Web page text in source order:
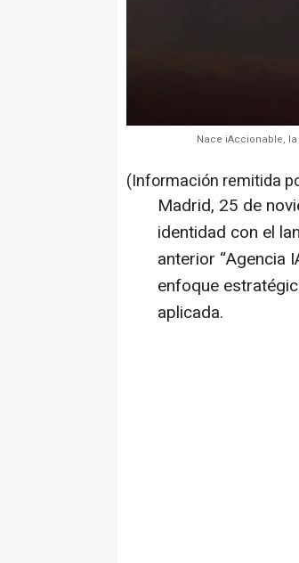
Nace iAccionable,
(Información remitida
Madrid, 25 de
identidad con el
anterior “Agencia
enfoque
aplicada.